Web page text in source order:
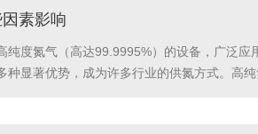
素影响
纯度氮气（高达99.9995%）的设备，广泛
显著优势，成为许多行业的供氮方式。高